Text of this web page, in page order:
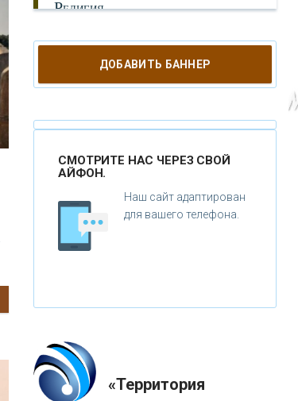
РЕЛИГИЯ
ОРУЖИЕ
КАТАКЛИЗМЫ
КЛОНИРОВАНИЕ
НОВЫЕ ТЕХНОЛОГИИ
РОГНОЗЫ И ПРОРОЧЕСТВА
ЛАНЕТА ЗЕМЛЯ
ИСТОРИЯ ОБО ВСЕМ НА СВЕТЕ
ОКОМПАНИИ
НОВОСТИ
ДОБАВИТЬ БАННЕР
СМОТРИТЕ НАС ЧЕРЕЗ СВОЙ
АЙФОН.
Наш сайт адаптирован
для вашего телефона.
«Территория